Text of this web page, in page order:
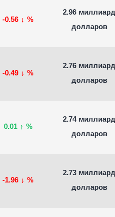
-0.56 ↓ %
2.96 миллиард
долларов
-0.49 ↓ %
2.76 миллиард
долларов
0.01 ↑ %
2.74 миллиард
долларов
-1.96 ↓ %
2.73 миллиард
долларов